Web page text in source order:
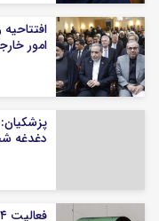
امور
دغدغه